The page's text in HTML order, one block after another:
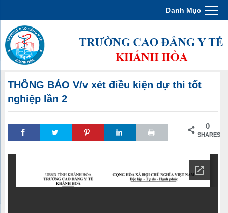
Danh Mục
THÔNG BÁO V/v xét điều kiện dự thi tốt
nghiệp lần 2
0
SHARES